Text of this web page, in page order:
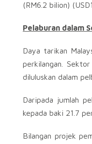
(RM6.2 bilion)
Pelaburan dalam
Daya tarikan
perkilangan.
diluluskan dalam
Daripada jumlah
kepada baki 21.7
Bilangan projek